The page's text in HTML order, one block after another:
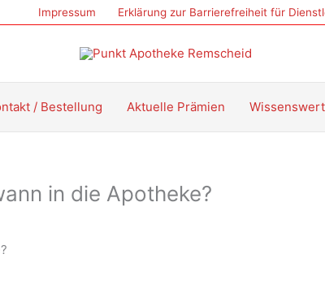
Impressum Erklärung zur Barrierefreiheit für
/ Bestellung Aktuelle Prämien
in die Apotheke?